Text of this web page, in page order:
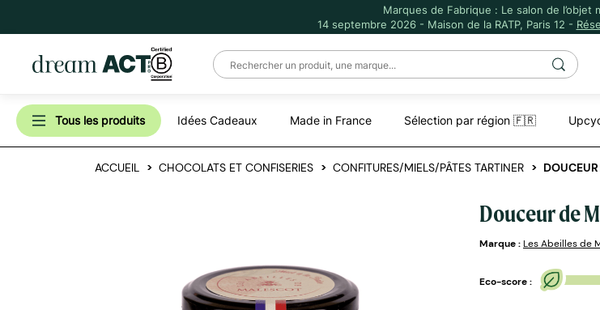
Marques de Fabrique : Le salon de l’objet
14 septembre 2026 - Maison de la RATP, Paris 12 -
Tous les produits Idées Cadeaux Made in France Sélection par région 🇫🇷
ACCUEIL CHOCOLATS ET CONFISERIES CONFITURES/MIELS/PÂTES TARTINER
Douceur de
Marque :Les Abeilles de
Eco-score :